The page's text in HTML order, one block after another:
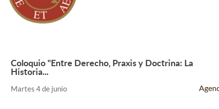
Leer Más +
Coloquio "Entre Derecho, Praxis y Doctrina: La
Historia...
Martes 4 de junio